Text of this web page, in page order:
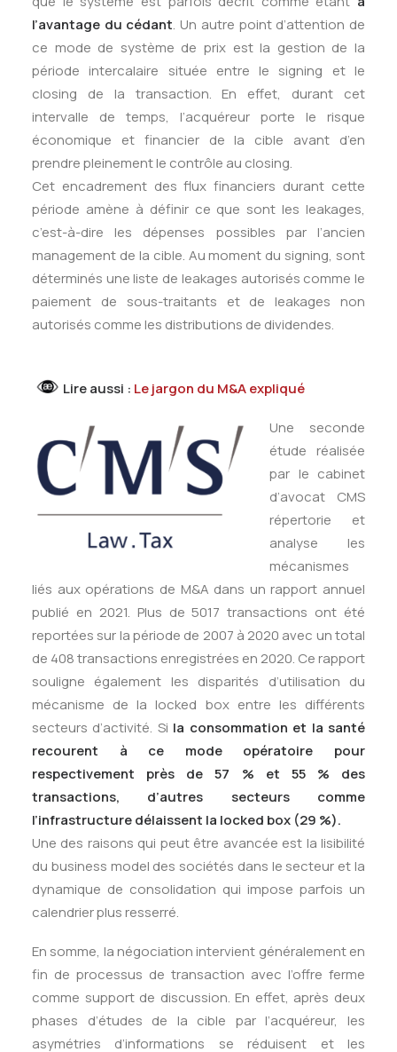
l’avantage du cédant. Un autre point d’attention de
ce mode de système de prix est la gestion de la
période intercalaire située entre le signing et le
closing de la transaction. En effet, durant cet
intervalle de temps, l’acquéreur porte le risque
économique et financier de la cible avant d’en
prendre pleinement le contrôle au closing.
Cet encadrement des flux financiers durant cette
période amène à définir ce que sont les leakages,
c’est-à-dire les dépenses possibles par l’ancien
management de la cible. Au moment du signing, sont
déterminés une liste de leakages autorisés comme le
paiement de sous-traitants et de leakages non
autorisés comme les distributions de dividendes.
Lire aussi : Le jargon du M&A expliqué
Une seconde
étude réalisée
par le cabinet
d’avocat CMS
répertorie et
analyse les
mécanismes
liés aux opérations de M&A dans un rapport annuel
publié en 2021. Plus de 5017 transactions ont été
reportées sur la période de 2007 à 2020 avec un total
de 408 transactions enregistrées en 2020. Ce rapport
souligne également les disparités d’utilisation du
mécanisme de la locked box entre les différents
secteurs d’activité. Si la consommation et la santé
recourent à ce mode opératoire pour
respectivement près de 57 % et 55 % des
transactions, d’autres secteurs comme
l’infrastructure délaissent la locked box (29 %).
Une des raisons qui peut être avancée est la lisibilité
du business model des sociétés dans le secteur et la
dynamique de consolidation qui impose parfois un
calendrier plus resserré.
En somme, la négociation intervient généralement en
fin de processus de transaction avec l’offre ferme
comme support de discussion. En effet, après deux
phases d’études de la cible par l’acquéreur, les
asymétries d’informations se réduisent et les